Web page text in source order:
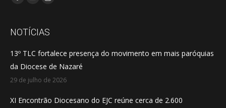
Facebook
opens
new
window
YouTube
opens
new
window
Instagram
opens
new
window
NOTÍCIAS
13º TLC fortalece presença do movimento em mais paróquias
da Diocese de Nazaré
29 de julho de 2026
XI Encontrão Diocesano do EJC reúne cerca de 2.600